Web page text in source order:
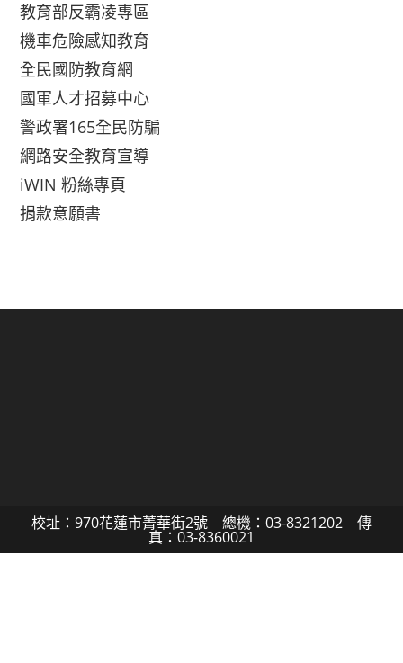
教育部反霸凌專區
機車危險感知教育
全民國防教育網
國軍人才招募中心
警政署165全民防騙
網路安全教育宣導
iWIN 粉絲專頁
捐款意願書
校址：970花蓮市菁華街2號 總機：03-8321202 傳
真：03-8360021